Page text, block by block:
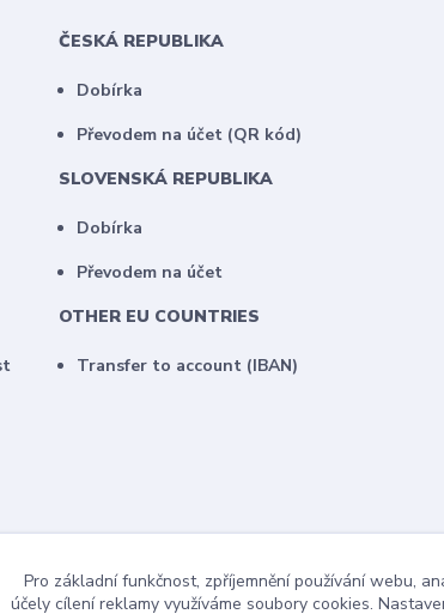
ČESKÁ REPUBLIKA
Dobírka
Převodem na účet (QR kód)
SLOVENSKÁ REPUBLIKA
Dobírka
Převodem na účet
OTHER EU COUNTRIES
Transfer to account (IBAN)
Pro základní funkčnost, zpříjemnění používání webu,
účely cílení reklamy využíváme soubory cookies.